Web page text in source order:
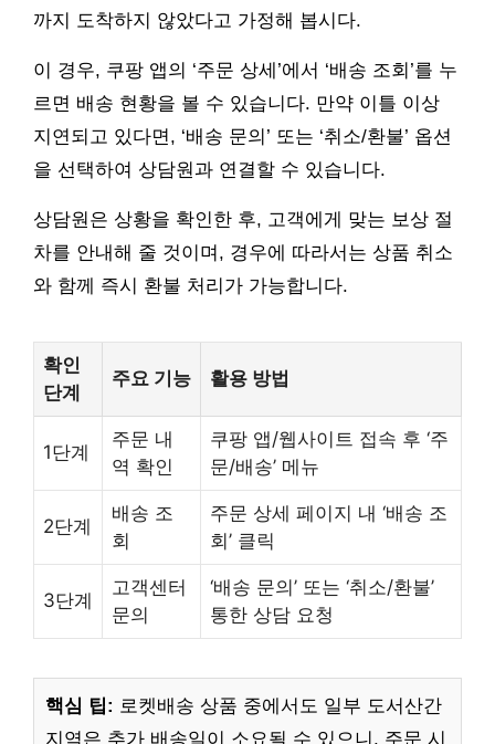
까지 도착하지 않았다고 가정해 봅시다.
이 경우, 쿠팡 앱의 ‘주문 상세’에서 ‘배송 조회’를 누
르면 배송 현황을 볼 수 있습니다. 만약 이틀 이상
지연되고 있다면, ‘배송 문의’ 또는 ‘취소/환불’ 옵션
을 선택하여 상담원과 연결할 수 있습니다.
상담원은 상황을 확인한 후, 고객에게 맞는 보상 절
차를 안내해 줄 것이며, 경우에 따라서는 상품 취소
와 함께 즉시 환불 처리가 가능합니다.
확인
단계
주요 기능 활용 방법
1단계
주문 내
역 확인
쿠팡 앱/웹사이트 접속 후 ‘주
문/배송’ 메뉴
2단계
배송 조
회
주문 상세 페이지 내 ‘배송 조
회’ 클릭
3단계
고객센터
문의
‘배송 문의’ 또는 ‘취소/환불’
통한 상담 요청
핵심 팁: 로켓배송 상품 중에서도 일부 도서산간
지역은 추가 배송일이 소요될 수 있으니, 주문 시